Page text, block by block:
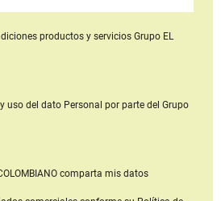
productos y serviciosGrupo EL
uso del dato Personal por parte del Grupo
comparta mis datos